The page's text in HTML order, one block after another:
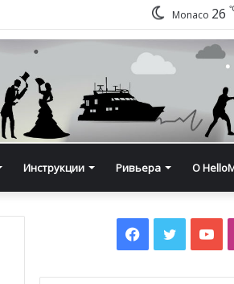
Monaco 26
Инструкции Ривьера О
Facebook
Twitter